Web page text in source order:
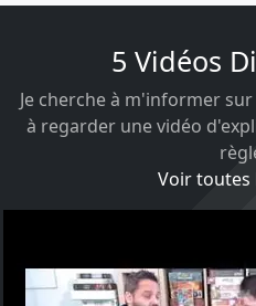
5 Vidéos
Je cherche à m'informer
à regarder une vidéo
Voir toutes